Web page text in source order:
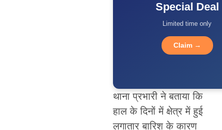
Special Deal
Limited time only
Claim →
थाना प्रभारी ने बताया कि
हाल के दिनों में क्षेत्र में हुई
लगातार बारिश के कारण